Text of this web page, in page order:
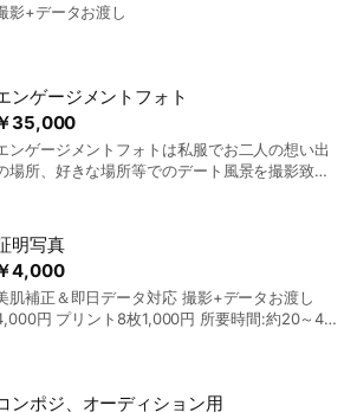
DVD-R +2,000円
影+データお渡し
35,000
ンゲージメントフォト
ンゲージメントフォトは私服でお二人の想い出
場所、好きな場所等でのデート風景を撮影致し
要なく、お二人の好きな場所で、型にはまらず
つも通りの姿を撮影出来る事です。 『どんなポ
ーズをして良いかわからない・・・』『写真は苦
・・・』という方も撮影してるうちに慣れてき
のでご安心ください。 撮影したお写真は、ウ
受付に飾ったり用途は様々です。 ロケ地例)
4,000
明写真
肌補正＆即日データ対応 撮影+データお渡し
円 プリント8枚1,000円 所要時間:約20～40
ンポジ、オーディション用